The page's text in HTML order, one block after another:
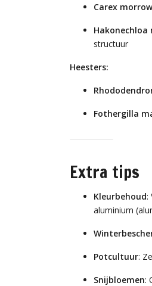
Carex
Hakonechloa
structuur
Heesters:
Fothergilla
Extra tips
Kleurbehoud:
aluminium
Potcultuur:
Snijbloemen: